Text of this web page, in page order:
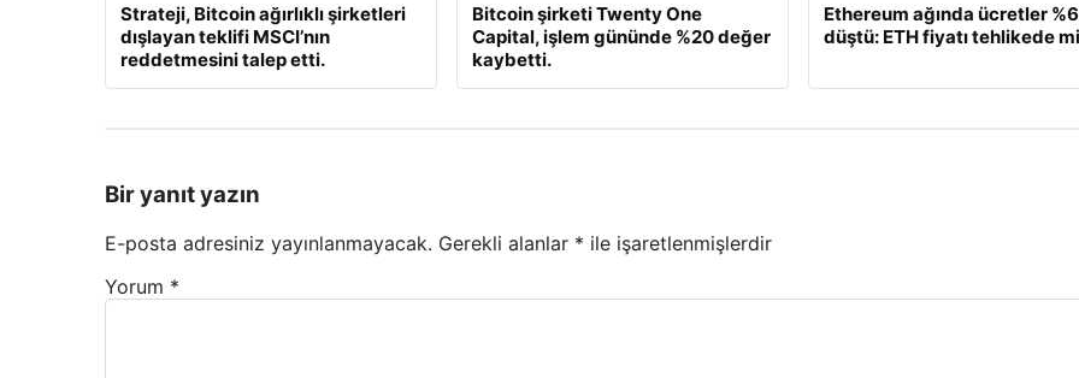
Strateji, Bitcoin ağırlıklı şirketleri
dışlayan teklifi MSCI’nın
reddetmesini talep etti.
Bitcoin şirketi Twenty One
Capital, işlem gününde %20 değer
kaybetti.
Ethereum ağında ücretler
düştü: ETH fiyatı tehlikede
Bir yanıt yazın
E-posta adresiniz yayınlanmayacak. Gerekli alanlar * ile işaretlenmişlerdir
Yorum *